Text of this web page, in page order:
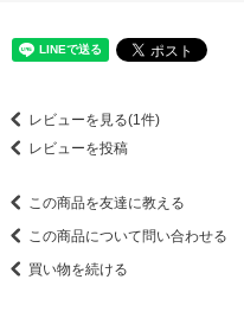
レビューを見る(1件)
レビューを投稿
この商品を友達に教える
この商品について問い合わせる
買い物を続ける